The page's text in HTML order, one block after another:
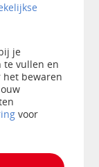
je
vullen en
het bewaren
voor